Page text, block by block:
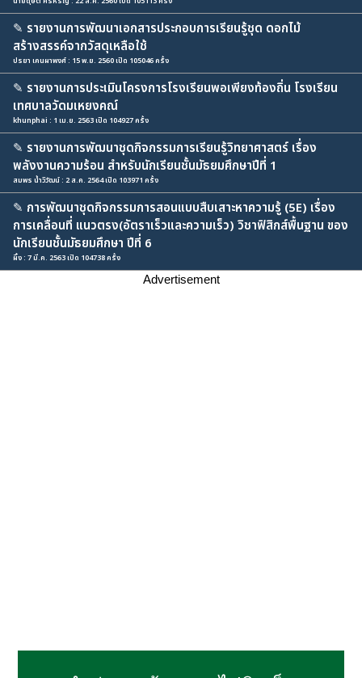
✎ รายงานการพัฒนาเอกสารประกอบการเรียนรู้ชุด ดอกไม้
สร้างสรรค์จากวัสดุเหลือใช้
ปรยา เคนผาพงศ์ : 15 พ.ย. 2560 เปิด 105046 ครั้ง
✎ รายงานการประเมินโครงการโรงเรียนพอเพียงท้องถิ่น โรงเรียน
เทศบาลวัดมเหยงคณ์
khunphai : 1 เม.ย. 2563 เปิด 104927 ครั้ง
✎ รายงานการพัฒนาชุดกิจกรรมการเรียนรู้วิทยาศาสตร์ เรื่อง
พลังงานความร้อน สำหรับนักเรียนชั้นมัธยมศึกษาปีที่ 1
สมพร น้ำวิวัฒน์ : 2 ส.ค. 2564 เปิด 103971 ครั้ง
✎ การพัฒนาชุดกิจกรรมการสอนแบบสืบเสาะหาความรู้ (5E) เรื่อง
การเคลื่อนที่ แนวตรง(อัตราเร็วและความเร็ว) วิชาฟิสิกส์พื้นฐาน ของ
นักเรียนชั้นมัธยมศึกษา ปีที่ 6
ผึ้ง : 7 มี.ค. 2563 เปิด 104738 ครั้ง
Advertisement